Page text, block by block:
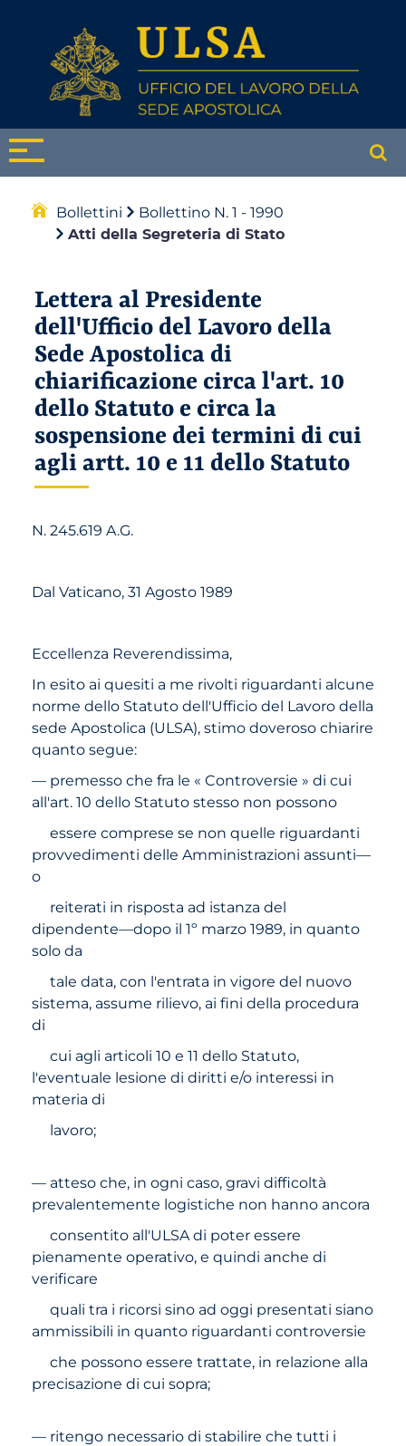
Bollettini
Bollettino N. 1 - 1990
Atti della Segreteria di Stato
Lettera al Presidente
dell'Ufficio del Lavoro della
Sede Apostolica di
chiarificazione circa l'art. 10
dello Statuto e circa la
sospensione dei termini di cui
agli artt. 10 e 11 dello Statuto
N. 245.619 A.G.
Dal Vaticano, 31 Agosto 1989
Eccellenza Reverendissima,
In esito ai quesiti a me rivolti riguardanti alcune
norme dello Statuto dell'Ufficio del Lavoro della
sede Apostolica (ULSA), stimo doveroso chiarire
quanto segue:
— premesso che fra le « Controversie » di cui
all'art. 10 dello Statuto stesso non possono
essere comprese se non quelle riguardanti
provvedimenti delle Amministrazioni assunti—
o
reiterati in risposta ad istanza del
dipendente—dopo il 1º marzo 1989, in quanto
solo da
tale data, con l'entrata in vigore del nuovo
sistema, assume rilievo, ai fini della procedura
di
cui agli articoli 10 e 11 dello Statuto,
l'eventuale lesione di diritti e/o interessi in
materia di
lavoro;
— atteso che, in ogni caso, gravi difficoltà
prevalentemente logistiche non hanno ancora
consentito all'ULSA di poter essere
pienamente operativo, e quindi anche di
verificare
quali tra i ricorsi sino ad oggi presentati siano
ammissibili in quanto riguardanti controversie
che possono essere trattate, in relazione alla
precisazione di cui sopra;
— ritengo necessario di stabilire che tutti i